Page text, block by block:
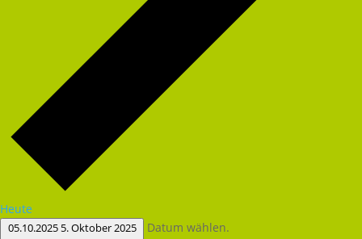
Heute
05.10.2025 5. Oktober 2025 Datum wählen.